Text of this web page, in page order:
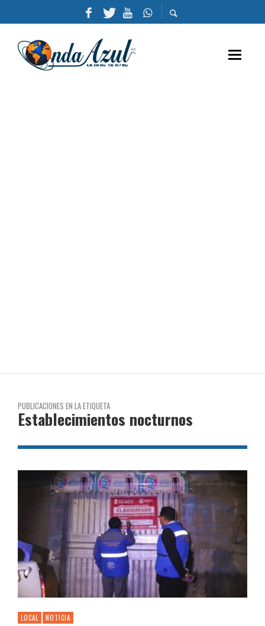
PUBLICACIONES EN LA ETIQUETA
Establecimientos nocturnos
LOCAL NOTICIA